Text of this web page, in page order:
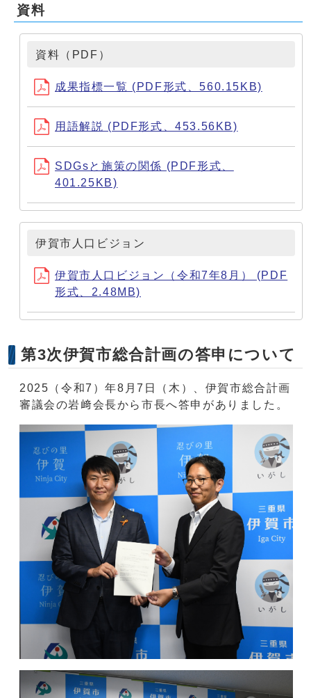
資料
資料（PDF）
成果指標一覧 (PDF形式、560.15KB)
用語解説 (PDF形式、453.56KB)
SDGsと施策の関係 (PDF形式、
401.25KB)
伊賀市人口ビジョン
伊賀市人口ビジョン（令和7年8月） (PDF
形式、2.48MB)
第3次伊賀市総合計画の答申について
2025（令和7）年8月7日（木）、伊賀市総合計画
審議会の岩﨑会長から市長へ答申がありました。